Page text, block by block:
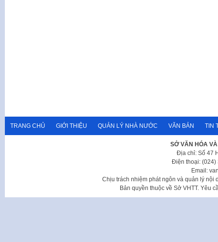
TRANG CHỦ GIỚI THIỆU QUẢN LÝ NHÀ NƯỚC VĂN BẢN TIN
SỞ VĂN HÓA
Địa chỉ: Số 47
Điện thoại: (024)
Email:
Chịu trách nhiệm phát ngôn và quản lý nội
Bản quyền thuộc về Sở VHTT. Yêu